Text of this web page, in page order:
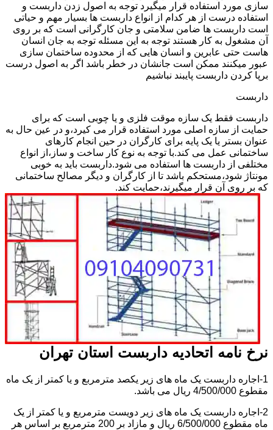
سازی مورد استفاده قرار میگیرد توجه به اصول زدن داربست و
استفاده درست از هر کدام از انواع داربست ها بسیار مهم و حیاتی
است داربست ها ضامن سلامتی و جان کارگرانی است که بر روی
آن مشغول به کار هستند توجه به این مسئله توجه به جان انسان
هاست حتی عابرین و انسان هایی که از محدوده ساختمان سازی
عبور میکنند ممکن است جانشان در خطر باشد اگر به اصول درست
برپا کردن داربست پایبند نباشیم
داربست
داربست فقط یک سازه موقت فلزی و یا چوبی است که برای
حمایت از سازه اصلی مورد استفاده قرار می کیرد،و در عین حال به
عنوان بستر یا یک پایه برای کارگران در حین انجام کارهای
ساختمانی عمل می کند.با توجه به نوع کار ساخت و ساز،از انواع
مختلفی از داربست ها استفاده می شود.داربست باید به خوبی
مونتاژ شود،مستحکم باشد تا از کارگران و دیگر مصالح ساختمانی
که بر روی آن قرار میگیرند،حمایت کند.
نرخ نامه اتحادیه داربست استان تهران
1-اجاره داربست یک ماه های زیر یکصد مترمربع و یا کمتر از یک ماه
مقطوع 4/500/000 ریال می باشد.
2-اجاره داربست یک ماه های زیر دویست مترمربع و یا کمتر از یک
ماه مقطوع 6/500/000 ریال و مازاد بر 200 مترمربع بر اساس هر